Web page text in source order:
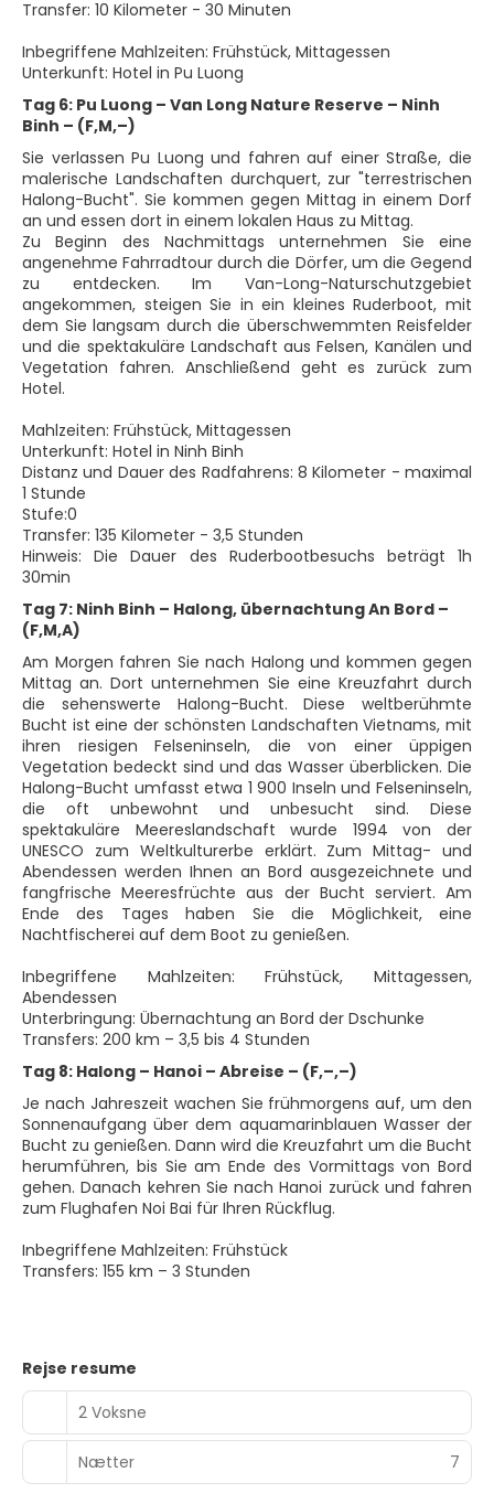
Transfer: 10 Kilometer - 30 Minuten
Inbegriffene Mahlzeiten: Frühstück, Mittagessen
Unterkunft: Hotel in Pu Luong
Tag 6: Pu Luong – Van Long Nature Reserve – Ninh
Binh – (F,M,–)
Sie verlassen Pu Luong und fahren auf einer Straße, die
malerische Landschaften durchquert, zur "terrestrischen
Halong-Bucht". Sie kommen gegen Mittag in einem Dorf
an und essen dort in einem lokalen Haus zu Mittag.
Zu Beginn des Nachmittags unternehmen Sie eine
angenehme Fahrradtour durch die Dörfer, um die Gegend
zu entdecken. Im Van-Long-Naturschutzgebiet
angekommen, steigen Sie in ein kleines Ruderboot, mit
dem Sie langsam durch die überschwemmten Reisfelder
und die spektakuläre Landschaft aus Felsen, Kanälen und
Vegetation fahren. Anschließend geht es zurück zum
Hotel.
Mahlzeiten: Frühstück, Mittagessen
Unterkunft: Hotel in Ninh Binh
Distanz und Dauer des Radfahrens: 8 Kilometer - maximal
1 Stunde
Stufe:0
Transfer: 135 Kilometer - 3,5 Stunden
Hinweis: Die Dauer des Ruderbootbesuchs beträgt 1h
30min
Tag 7: Ninh Binh – Halong, übernachtung An Bord –
(F,M,A)
Am Morgen fahren Sie nach Halong und kommen gegen
Mittag an. Dort unternehmen Sie eine Kreuzfahrt durch
die sehenswerte Halong-Bucht. Diese weltberühmte
Bucht ist eine der schönsten Landschaften Vietnams, mit
ihren riesigen Felseninseln, die von einer üppigen
Vegetation bedeckt sind und das Wasser überblicken. Die
Halong-Bucht umfasst etwa 1 900 Inseln und Felseninseln,
die oft unbewohnt und unbesucht sind. Diese
spektakuläre Meereslandschaft wurde 1994 von der
UNESCO zum Weltkulturerbe erklärt. Zum Mittag- und
Abendessen werden Ihnen an Bord ausgezeichnete und
fangfrische Meeresfrüchte aus der Bucht serviert. Am
Ende des Tages haben Sie die Möglichkeit, eine
Nachtfischerei auf dem Boot zu genießen.
Inbegriffene Mahlzeiten: Frühstück, Mittagessen,
Abendessen
Unterbringung: Übernachtung an Bord der Dschunke
Transfers: 200 km – 3,5 bis 4 Stunden
Tag 8: Halong – Hanoi – Abreise – (F,–,–)
Je nach Jahreszeit wachen Sie frühmorgens auf, um den
Sonnenaufgang über dem aquamarinblauen Wasser der
Bucht zu genießen. Dann wird die Kreuzfahrt um die Bucht
herumführen, bis Sie am Ende des Vormittags von Bord
gehen. Danach kehren Sie nach Hanoi zurück und fahren
zum Flughafen Noi Bai für Ihren Rückflug.
Inbegriffene Mahlzeiten: Frühstück
Transfers: 155 km – 3 Stunden
Rejse resume
2 Voksne
Nætter 7